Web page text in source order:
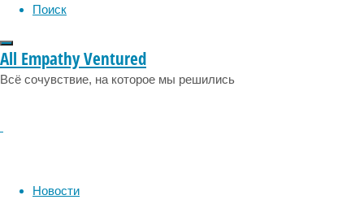
Поиск
All Empathy Ventured
Всё сочувствие, на которое мы решились
Новости
перезагрузки:
отвлечься
от
Желаемый